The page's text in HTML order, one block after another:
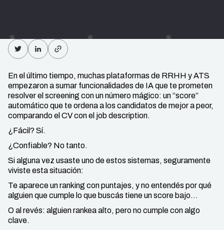
En el último tiempo, muchas plataformas de RRHH y ATS
empezaron a sumar funcionalidades de IA que te prometen
resolver el screening con un número mágico: un “score”
automático que te ordena a los candidatos de mejor a peor,
comparando el CV con el job description.
¿Fácil? Sí.
¿Confiable? No tanto.
Si alguna vez usaste uno de estos sistemas, seguramente
viviste esta situación:
Te aparece un ranking con puntajes, y no entendés por qué
alguien que cumple lo que buscás tiene un score bajo…
O al revés: alguien rankea alto, pero no cumple con algo
clave.